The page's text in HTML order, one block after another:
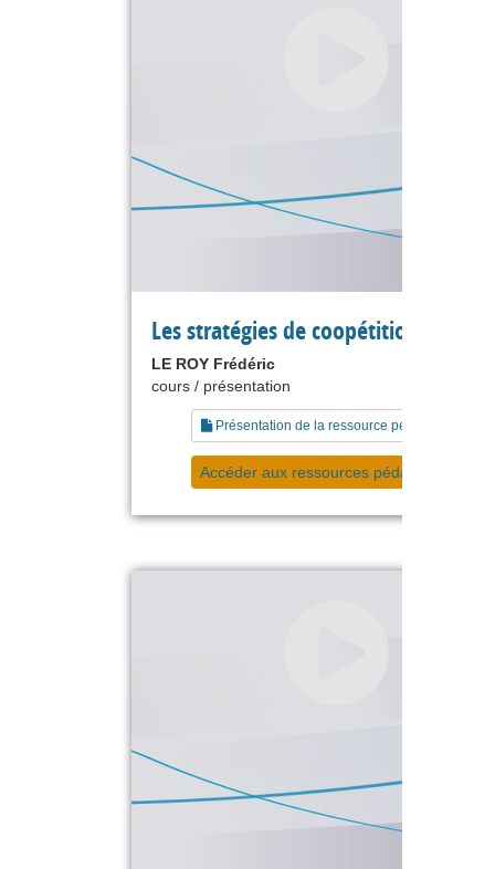
Les stratégies de coopétition
LE ROY Frédéric
cours / présentation
Présentation de la ressource pédagogique
Accéder aux ressources pédagogiques